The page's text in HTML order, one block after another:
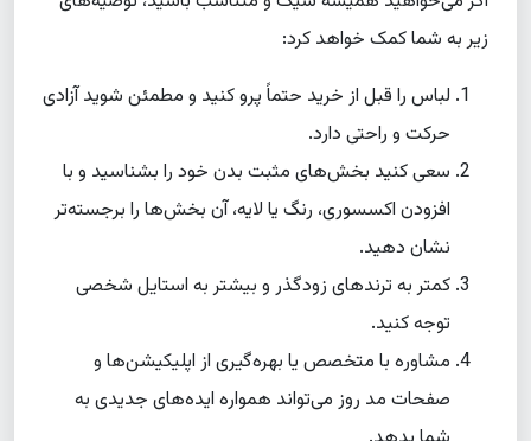
زیر به شما کمک خواهد کرد:
لباس را قبل از خرید حتماً پرو کنید و مطمئن شوید آزادی
حرکت و راحتی دارد.
سعی کنید بخش‌های مثبت بدن خود را بشناسید و با
افزودن اکسسوری، رنگ یا لایه، آن بخش‌ها را برجسته‌تر
نشان دهید.
کمتر به ترندهای زودگذر و بیشتر به استایل شخصی
توجه کنید.
مشاوره با متخصص یا بهره‌گیری از اپلیکیشن‌ها و
صفحات مد روز می‌تواند همواره ایده‌های جدیدی به